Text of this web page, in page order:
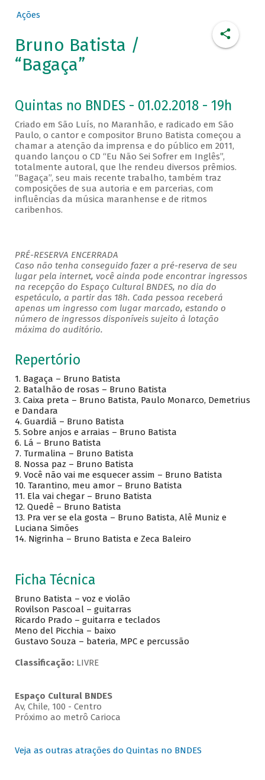
Ações
Bruno Batista /
“Bagaça”
Quintas no BNDES - 01.02.2018 - 19h
Criado em São Luís, no Maranhão, e radicado em São
Paulo, o cantor e compositor Bruno Batista começou a
chamar a atenção da imprensa e do público em 2011,
quando lançou o CD “Eu Não Sei Sofrer em Inglês”,
totalmente autoral, que lhe rendeu diversos prêmios.
“Bagaça”, seu mais recente trabalho, também traz
composições de sua autoria e em parcerias, com
influências da música maranhense e de ritmos
caribenhos.
PRÉ-RESERVA ENCERRADA
Caso não tenha conseguido fazer a pré-reserva de seu
lugar pela internet, você ainda pode encontrar ingressos
na recepção do Espaço Cultural BNDES, no dia do
espetáculo, a partir das 18h. Cada pessoa receberá
apenas um ingresso com lugar marcado, estando o
número de ingressos disponíveis sujeito à lotação
máxima do auditório.
Repertório
1. Bagaça – Bruno Batista
2. Batalhão de rosas – Bruno Batista
3. Caixa preta – Bruno Batista, Paulo Monarco, Demetrius
e Dandara
4. Guardiã – Bruno Batista
5. Sobre anjos e arraias – Bruno Batista
6. Lá – Bruno Batista
7. Turmalina – Bruno Batista
8. Nossa paz – Bruno Batista
9. Você não vai me esquecer assim – Bruno Batista
10. Tarantino, meu amor – Bruno Batista
11. Ela vai chegar – Bruno Batista
12. Quedê – Bruno Batista
13. Pra ver se ela gosta – Bruno Batista, Alê Muniz e
Luciana Simões
14. Nigrinha – Bruno Batista e Zeca Baleiro
Ficha Técnica
Bruno Batista – voz e violão
Rovilson Pascoal – guitarras
Ricardo Prado – guitarra e teclados
Meno del Picchia – baixo
Gustavo Souza – bateria, MPC e percussão
Classificação: LIVRE
Espaço Cultural BNDES
Av, Chile, 100 - Centro
Próximo ao metrô Carioca
Veja as outras atrações do Quintas no BNDES